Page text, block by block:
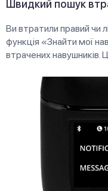
Швидкий пошук
Ви втратили правий чи
функція «Знайти мої
втрачених навушників.